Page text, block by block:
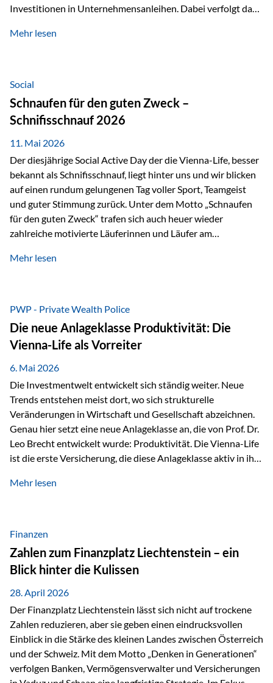
Investitionen in Unternehmensanleihen. Dabei verfolgt das
Marktbewegungen stehen im Fokus, sondern die
innerhalb der Private Wealth Police der Vienna-Life steht
der Oculus Value Capital Fund für einen langfristig
orientierten Value-Investing-Ansatz mit Fokus auf
fundamentale Unternehmensanalyse und nachhaltige
Wertentwicklung. Der Investmentansatz: Value Investing
mit Weitblick Im Zentrum steht ein…
Mehr lesen
Social
Schnaufen für den guten Zweck –
Schnifisschnauf 2026
11. Mai 2026
Der diesjährige Social Active Day der die Vienna-Life, besser
bekannt als Schnifisschnauf, liegt hinter uns und wir blicken
auf einen rundum gelungenen Tag voller Sport, Teamgeist
und guter Stimmung zurück. Unter dem Motto „Schnaufen
für den guten Zweck“ trafen sich auch heuer wieder
zahlreiche motivierte Läuferinnen und Läufer am
Höchstleistungen für einen guten Zweck zu erbringen. Mit
Mäder gesammelt werden konnten. Die anspruchsvolle
Strecke mit rund 4,8 Kilometern und 680 Höhenmetern
stellte die Teilnehmerinnen und Teilnehmer vor eine
sportliche Herausforderung. Doch…
Mehr lesen
PWP - Private Wealth Police
Die neue Anlageklasse Produktivität: Die
Vienna-Life als Vorreiter
6. Mai 2026
Die Investmentwelt entwickelt sich ständig weiter. Neue
Trends entstehen meist dort, wo sich strukturelle
Veränderungen in Wirtschaft und Gesellschaft abzeichnen.
Genau hier setzt eine neue Anlageklasse an, die von Prof. Dr.
Leo Brecht entwickelt wurde: Produktivität. Die Vienna-Life
ist die erste Versicherung, die diese Anlageklasse aktiv in ihre
Vorreiter. Warum auf das Thema Produktivität setzen? Die
Wirtschaftswachstum, verändern die Spielregeln für
Investoren. Produktivität adressiert genau diese
Herausforderungen, da wirtschaftliches Wachstum
langfristig durch Produktivitätssteigerung entsteht, also
durch die Fähigkeit von Unternehmen, mehr…
Mehr lesen
Finanzen
Zahlen zum Finanzplatz Liechtenstein – ein
Blick hinter die Kulissen
28. April 2026
Der Finanzplatz Liechtenstein lässt sich nicht auf trockene
Zahlen reduzieren, aber sie geben einen eindrucksvollen
Einblick in die Stärke des kleinen Landes zwischen Österreich
und der Schweiz. Mit dem Motto „Denken in Generationen“
verfolgen Banken, Vermögensverwalter und Versicherungen